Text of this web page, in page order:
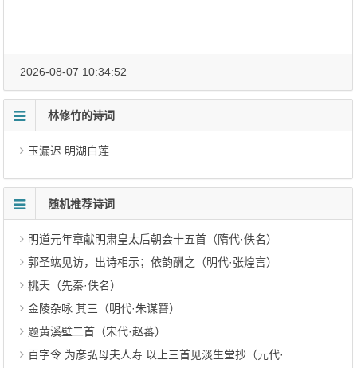
2026-08-07 10:34:52
林修竹的诗词
玉漏迟 明湖白莲
随机推荐诗词
明道元年章献明肃皇太后朝会十五首（隋代·佚名）
郭圣竑见访，出诗相示；依韵酬之（明代·张煌言）
桃夭（先秦·佚名）
金陵杂咏 其三（明代·朱谋㬜）
题黄溪壁二首（宋代·赵蕃）
百字令 为彦弘母夫人寿 以上三首见淡生堂抄（元代·华幼武）